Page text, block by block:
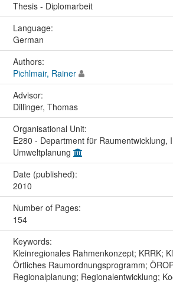
Thesis - Diplomarbeit
Language:
German
Authors:
Pichlmair, Rainer
Advisor:
Dillinger, Thomas
Organisational Unit:
E280 - Department für Raumentwicklung,
Umweltplanung
Date (published):
2010
Number of Pages:
154
Keywords:
Kleinregionales Rahmenkonzept; KRRK;
Örtliches Raumordnungsprogramm;
Regionalplanung; Regionalentwicklung;